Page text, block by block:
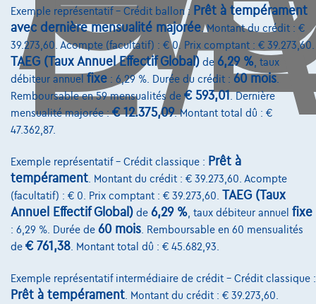
04/2025
16.122 km Hybrid Automatique 111 kW ( 152 CV )
€30.999 1
Dès €468,07/mois et une dernière mensualité de
€9.767,77
Cardoen.be
Exemple représentatif – Crédit ballon : Prêt à tempérament
avec dernière mensualité majorée. Montant du crédit : €
39.273,60. Acompte (facultatif) : € 0. Prix comptant : € 39.273,60.
TAEG (Taux Annuel Effectif Global) de 6,29 % , taux
débiteur annuel fixe : 6,29 %. Durée du crédit : 60 mois
Remboursable en 59 mensualités de € 593,01 . Dernière
mensualité majorée :€ 12.375,09. Montant total dû : €
47.362,87.
Exemple représentatif – Crédit classique : Prêt à
tempérament . Montant du crédit : € 39.273,60. Acompte
(facultatif) : € 0. Prix comptant : € 39.273,60. TAEG (Taux
Annuel Effectif Global) de 6,29 % , taux débiteur annuel fixe
: 6,29 %. Durée de 60 mois . Remboursable en 60 mensualités
de € 761,38 . Montant total dû : € 45.682,93.
Exemple représentatif intermédiaire de crédit – Crédit classique :
Prêt à tempérament . Montant du crédit : € 39.273,60.